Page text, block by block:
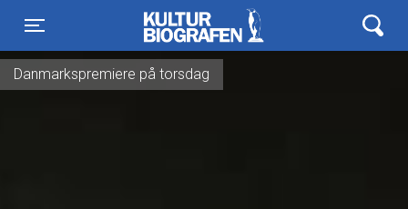
Toggle navigation
Kulturbiografen
Danmarkspremiere på torsdag